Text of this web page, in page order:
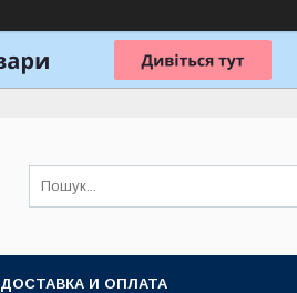
ДОСТАВКА И ОПЛАТА